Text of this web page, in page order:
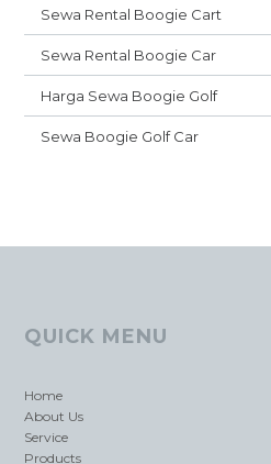
Sewa Rental Boogie Cart
Sewa Rental Boogie Car
Harga Sewa Boogie Golf
Sewa Boogie Golf Car
QUICK MENU
Home
About Us
Service
Products